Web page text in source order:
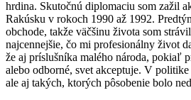
hrdina. Skutočnú diplomaciu som zažil
Rakúsku v rokoch 1990 až 1992.
obchode, takže väčšinu života som
najcennejšie, čo mi profesionálny život
že aj príslušníka malého národa, pokiaľ
alebo odborné, svet akceptuje. V
ale aj takých, ktorých pôsobenie bolo